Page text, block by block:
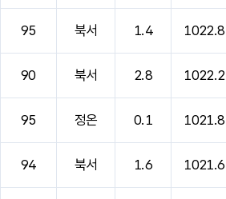
95 북서 1.4 1022.8
90 북서 2.8 1022.2
95 정온 0.1 1021.8
94 북서 1.6 1021.6